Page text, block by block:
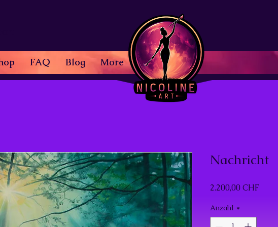
FAQ Blog More
Nachricht
2.200,00 CHFPreis
Anzahl *